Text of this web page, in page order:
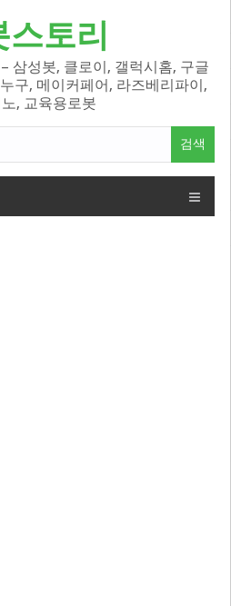
스토리
삼성봇, 클로이, 갤럭시홈, 구글
구, 메이커페어, 라즈베리파이,
, 교육용로봇